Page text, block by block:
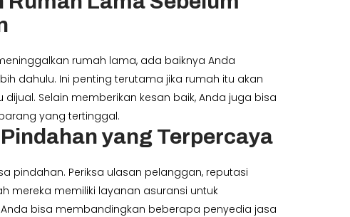
rumah lama, ada baiknya Anda
dahulu. Ini penting terutama jika rumah itu akan
Selain memberikan kesan baik, Anda juga bisa
yang tertinggal.
yang Terpercaya
pindahan. Periksa ulasan pelanggan, reputasi
mereka memiliki layanan asuransi untuk
bisa membandingkan beberapa penyedia jasa